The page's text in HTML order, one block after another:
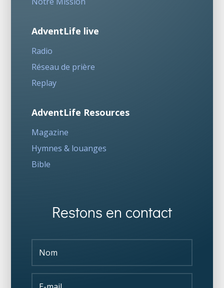
AdventLife live
Radio
Réseau de prière
Replay
AdventLife Resources
Magazine
Hymnes & louanges
Bible
Restons en contact